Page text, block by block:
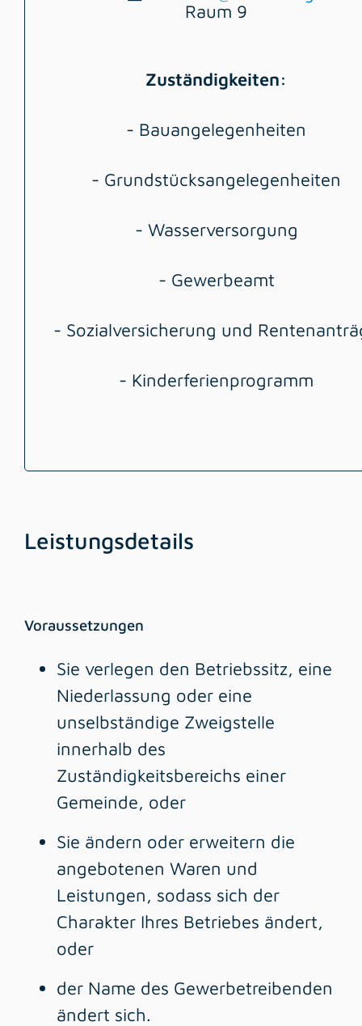
Raum 9
Zuständigkeiten:
- Bauangelegenheiten
- Grundstücksangelegenheiten
- Wasserversorgung
- Gewerbeamt
- Sozialversicherung und
- Kinderferienprogramm
Leistungsdetails
Voraussetzungen
Sie verlegen den Betriebssitz, eine
Niederlassung oder eine
unselbständige Zweigstelle
innerhalb des
Zuständigkeitsbereichs einer
Gemeinde, oder
Sie ändern oder erweitern die
angebotenen Waren und
Leistungen, sodass sich der
Charakter Ihres Betriebes ändert,
oder
der Name des Gewerbetreibenden
ändert sich.